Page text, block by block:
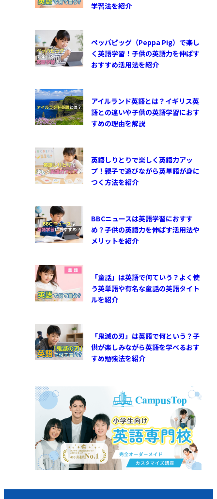
学習法を紹介
ペッパピッグ（Peppa Pig）で楽し
く英語学習！子供の英語力を伸ばす
おすすめ活用法を紹介
アイルランド英語とは？イギリス英
語との違いや子供の英語学習におす
すめの理由を解説
英語しりとりで楽しく英語力アッ
プ！親子で遊びながら英単語が身に
つく方法を紹介
BBCニュースは英語学習におすす
め？子供の英語力を伸ばす活用法や
メリットを紹介
「童話」は英語で何ていう？よく使
う英単語や有名な童話の英語タイト
ルを紹介
「鬼滅の刃」は英語で何という？子
供が楽しみながら英語を学べるおす
すめ勉強法を紹介